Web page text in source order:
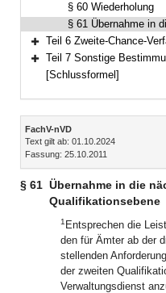
§ 60 Wiederholung
§ 61 Übernahme in
Bereich erweitern
Teil 6 Zweite-Chance-
Bereich erweitern
Teil 7 Sonstige
[Schlussformel]
Inhalt
FachV-nVD
Text gilt ab: 01.10.2024
Fassung: 25.10.2011
§ 61 Übernahme in die
Qualifikationsebene
1 Entsprechen die
den für Ämter ab der
stellenden
der zweiten
Verwaltungsdienst